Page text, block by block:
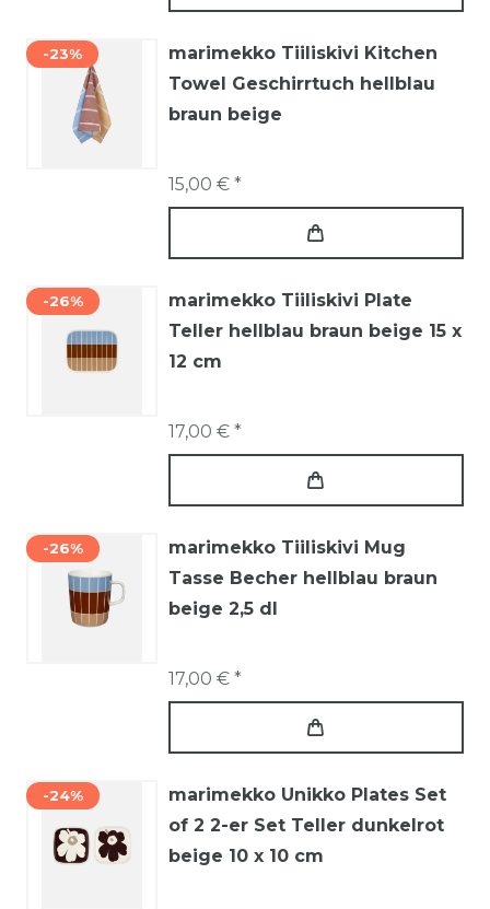
-23%
marimekko Tiiliskivi Kitchen
Towel Geschirrtuch hellblau
braun beige
15,00 € *
-26%
marimekko Tiiliskivi Plate
Teller hellblau braun beige 15 x
12 cm
17,00 € *
-26%
marimekko Tiiliskivi Mug
Tasse Becher hellblau braun
beige 2,5 dl
17,00 € *
-24%
marimekko Unikko Plates Set
of 2 2-er Set Teller dunkelrot
beige 10 x 10 cm